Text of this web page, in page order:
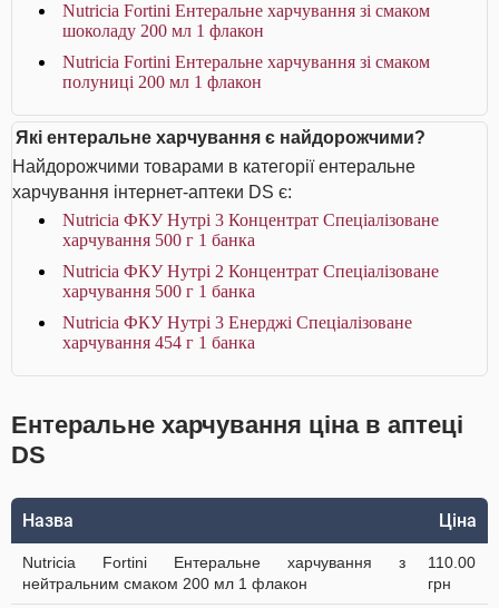
Nutricia Fortini Ентеральне харчування зі смаком
шоколаду 200 мл 1 флакон
Nutricia Fortini Ентеральне харчування зі смаком
полуниці 200 мл 1 флакон
Які ентеральне харчування є найдорожчими?
Найдорожчими товарами в категорії ентеральне
харчування інтернет-аптеки DS є:
Nutricia ФКУ Нутрі 3 Концентрат Спеціалізоване
харчування 500 г 1 банка
Nutricia ФКУ Нутрі 2 Концентрат Спеціалізоване
харчування 500 г 1 банка
Nutricia ФКУ Нутрі 3 Енерджі Спеціалізоване
харчування 454 г 1 банка
Ентеральне харчування ціна в аптеці
DS
Назва Ціна
Nutricia Fortini Ентеральне харчування з
нейтральним смаком 200 мл 1 флакон
110.00
грн